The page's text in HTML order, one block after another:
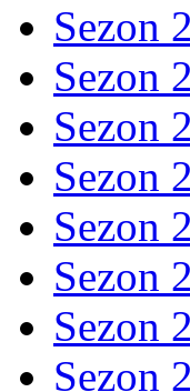
Sezon
Sezon
Sezon
Sezon
Sezon
Sezon
Sezon
Sezon